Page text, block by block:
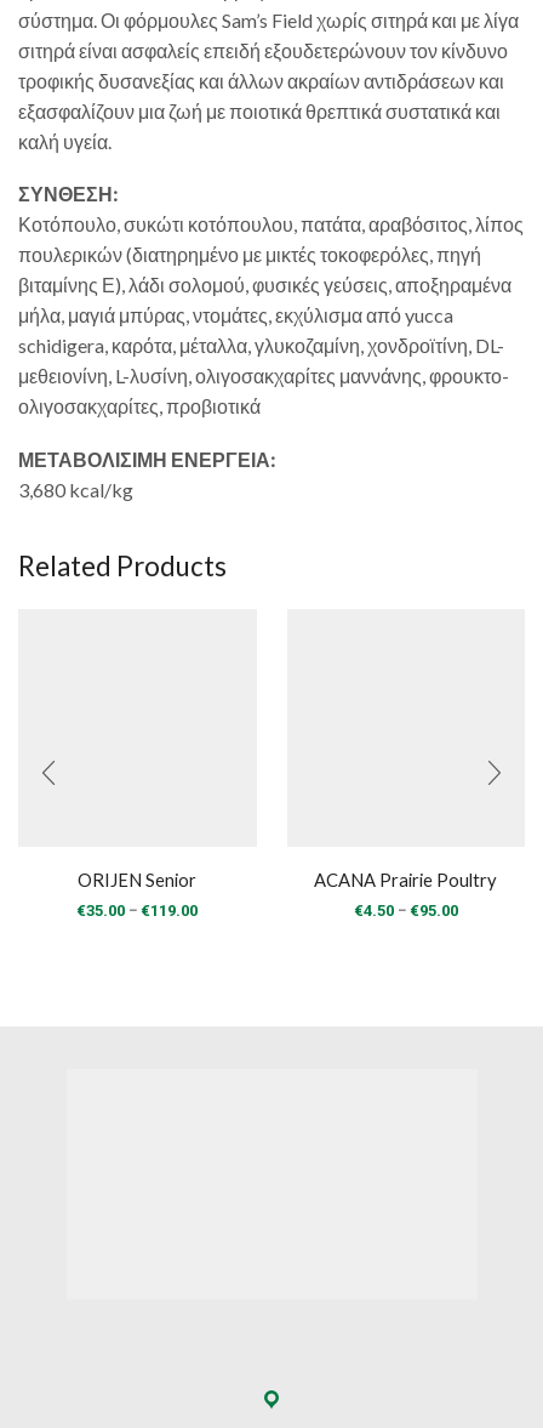
σύστημα. Οι φόρμουλες Sam’s Field χωρίς σιτηρά και με λίγα
σιτηρά είναι ασφαλείς επειδή εξουδετερώνουν τον κίνδυνο
τροφικής δυσανεξίας και άλλων ακραίων αντιδράσεων και
εξασφαλίζουν μια ζωή με ποιοτικά θρεπτικά συστατικά και
καλή υγεία.
ΣΥΝΘΕΣΗ:
Κοτόπουλο, συκώτι κοτόπουλου, πατάτα, αραβόσιτος, λίπος
πουλερικών (διατηρημένο με μικτές τοκοφερόλες, πηγή
βιταμίνης Ε), λάδι σολομού, φυσικές γεύσεις, αποξηραμένα
μήλα, μαγιά μπύρας, ντομάτες, εκχύλισμα από yucca
schidigera, καρότα, μέταλλα, γλυκοζαμίνη, χονδροϊτίνη, DL-
μεθειονίνη, L-λυσίνη, ολιγοσακχαρίτες μαννάνης, φρουκτο-
ολιγοσακχαρίτες, προβιοτικά
ΜΕΤΑΒΟΛΙΣΙΜΗ ΕΝΕΡΓΕΙΑ:
3,680 kcal/kg
Related Products
ORIJEN Senior
€35.00 – €119.00Price
ACANA Prairie Poultry
€4.50 – €95.00Price